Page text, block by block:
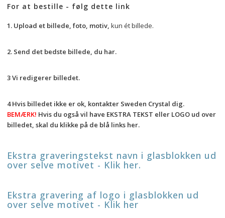
For at bestille - følg dette link
1. Upload et billede, foto, motiv, kun ét billede.
2. Send det bedste billede, du har.
3 Vi redigerer billedet.
4 Hvis billedet ikke er ok, kontakter Sweden Crystal dig.
BEMÆRK! Hvis du også vil have EKSTRA TEKST eller LOGO ud over
billedet, skal du klikke på de blå links her.
Ekstra graveringstekst navn i glasblokken ud
over selve motivet - Klik her.
Ekstra gravering af logo i glasblokken ud
over selve motivet - Klik her